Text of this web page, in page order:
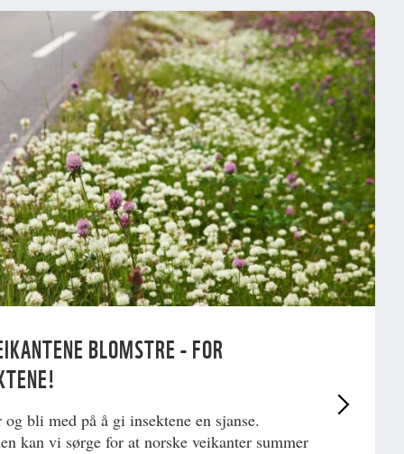
BLOMSTRE - FOR
og bli med på å gi insektene en sjanse.
kan vi sørge for at norske veikanter summer